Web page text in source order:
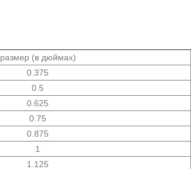
размер (в дюймах)
0.375
0.5
0.625
0.75
0.875
1
1.125